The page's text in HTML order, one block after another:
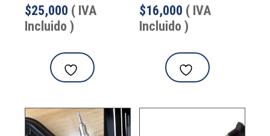
$25,000 ( IVA
Incluido )
$16,000 ( IVA
Incluido )